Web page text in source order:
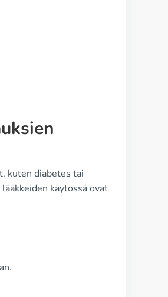
kuten diabetes tai
käytössä ovat